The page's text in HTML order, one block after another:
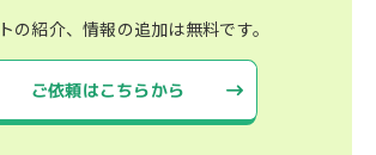
の紹介、情報の追加は無料です。
ご依頼はこちらから